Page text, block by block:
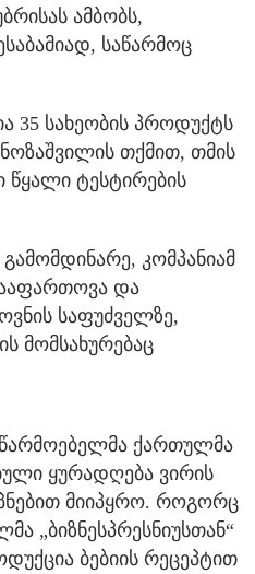
ამბობს,
საწარმოც
35 სახეობის პროდუქტს
თქმით, თმის
წყალი ტესტირების
კომპანიამ
და
საფუძველზე,
მომსახურებაც
ქართულმა
ყურადღება ვირის
მიიპყრო. როგორც
„ბიზნესპრესნიუსთან“
ბებიის რეცეპტით